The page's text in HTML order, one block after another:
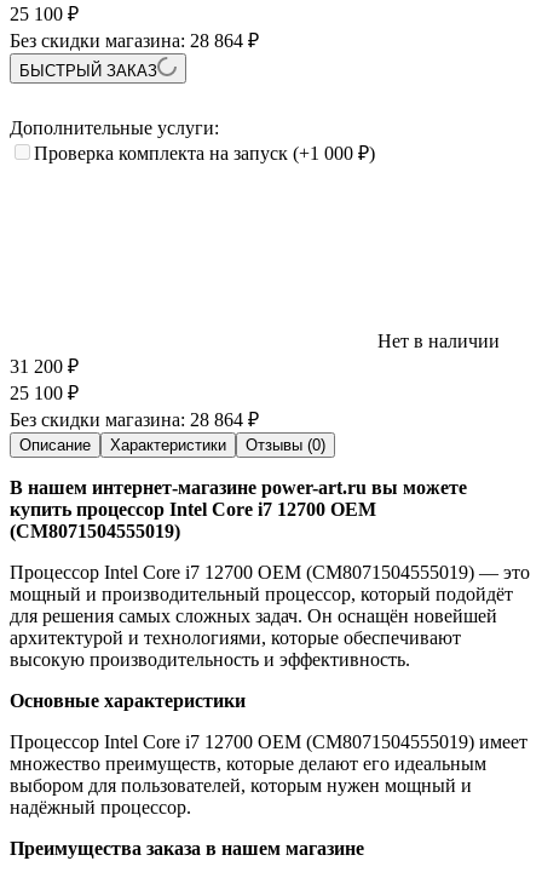
25 100 ₽
Без скидки магазина: 28 864 ₽
БЫСТРЫЙ ЗАКАЗ
Дополнительные услуги:
Проверка комплекта на запуск (+1 000 ₽)
Нет в наличии
31 200 ₽
25 100 ₽
Без скидки магазина: 28 864 ₽
Описание Характеристики Отзывы (0)
В нашем интернет-магазине power-art.ru вы можете
купить процессор Intel Core i7 12700 OEM
(CM8071504555019)
Процессор Intel Core i7 12700 OEM (CM8071504555019) — это
мощный и производительный процессор, который подойдёт
для решения самых сложных задач. Он оснащён новейшей
архитектурой и технологиями, которые обеспечивают
высокую производительность и эффективность.
Основные характеристики
Процессор Intel Core i7 12700 OEM (CM8071504555019) имеет
множество преимуществ, которые делают его идеальным
выбором для пользователей, которым нужен мощный и
надёжный процессор.
Преимущества заказа в нашем магазине